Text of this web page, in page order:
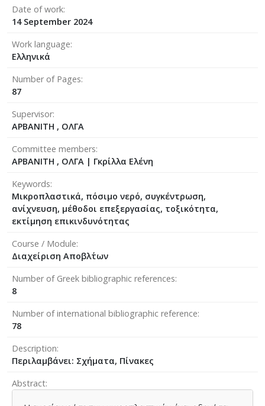
Date of work
14 September 2024
Work language
Ελληνικά
Number of Pages
87
Supervisor
ΑΡΒΑΝΙΤΗ , ΟΛΓΑ
Committee members
ΑΡΒΑΝΙΤΗ , ΟΛΓΑ | Γκρίλλα Ελένη
Keywords
Μικροπλαστικά, πόσιμο νερό, συγκέντρωση,
ανίχνευση, μέθοδοι επεξεργασίας, τοξικότητα,
εκτίμηση επικινδυνότητας
Course / Module
Διαχείριση Αποβλ΄των
Number of Greek bibliographic references
8
Number of international bibliographic reference
78
Description
Περιλαμβάνει: Σχήματα, Πίνακες
Abstract